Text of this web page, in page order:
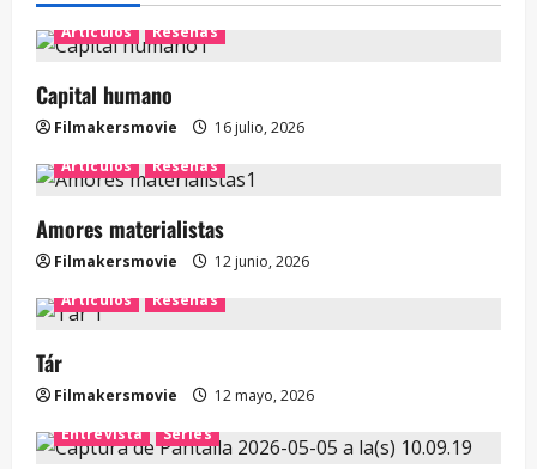
Artículos Reseñas
Capital humano
Filmakersmovie
16 julio, 2026
Artículos
Reseñas
Amores materialistas
Filmakersmovie
12 junio, 2026
Artículos
Reseñas
Tár
Filmakersmovie
12 mayo, 2026
Entrevista
Series